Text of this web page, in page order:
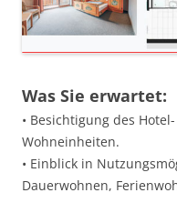
Was Sie erwartet:
• Besichtigung des
Wohneinheiten.
• Einblick in
Dauerwohnen,